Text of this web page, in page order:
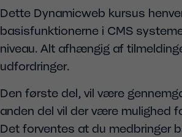
Dette Dynamicweb kursus
basisfunktionerne i CMS
niveau. Alt afhængig af
udfordringer.
Den første del, vil være
anden del vil der være mulighed
Det forventes at du medbringer